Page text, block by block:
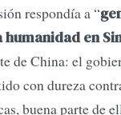
respondía a “
humanidad en
de China: el
con dureza
buena parte de